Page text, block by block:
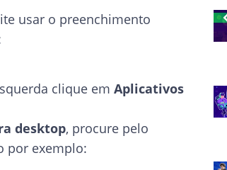
usar o preenchimento
clique em Aplicativos
desktop, procure pelo
por exemplo: